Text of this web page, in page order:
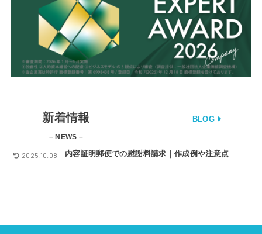
新着情報
– NEWS –
BLOG
内容証明郵便での慰謝料請求｜作成例や注意点
2025.10.08